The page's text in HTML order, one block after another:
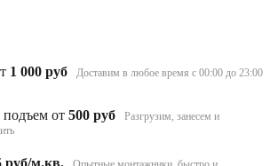
1 000 руб Доставим в любое время с 00:00 до 23:00
подъем от500 руб
Разгрузим, занесем и
руб/м.кв.